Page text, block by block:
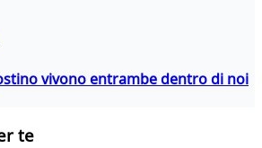
vivono entrambe dentro di noi
te